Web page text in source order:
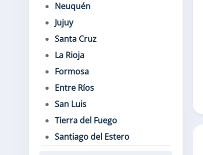
Neuquén
Jujuy
Santa Cruz
La Rioja
Formosa
Entre Ríos
San Luis
Tierra del Fuego
Santiago del Estero